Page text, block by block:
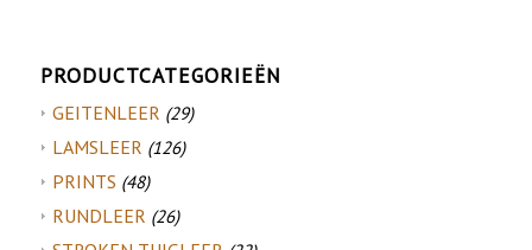
PRODUCTCATEGORIEËN
GEITENLEER (29)
LAMSLEER (126)
PRINTS (48)
RUNDLEER (26)